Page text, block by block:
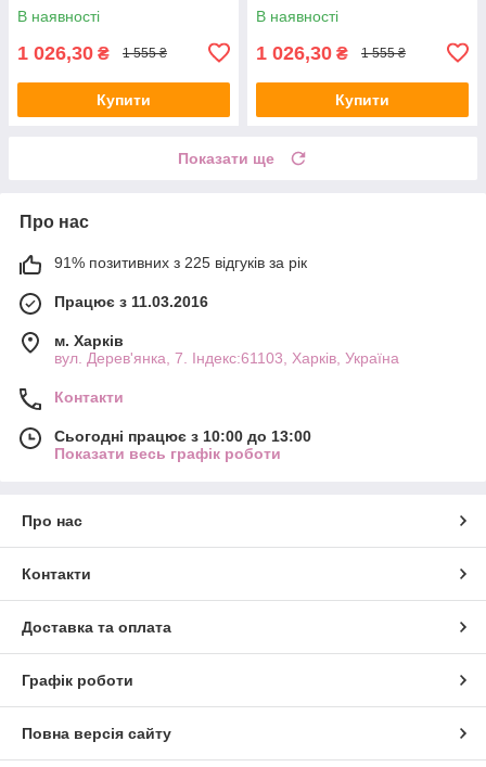
В наявності
1 026,30 ₴ 1 555 ₴
Купити
В наявності
1 026,30 ₴ 1 555 ₴
Купити
Показати ще
Про нас
91% позитивних з 225 відгуків за рік
Працює з 11.03.2016
м. Харків
вул. Дерев'янка, 7. Індекс:61103, Харків, Україна
Контакти
Сьогодні працює з 10:00 до 13:00
Показати весь графік роботи
Про нас
Контакти
Доставка та оплата
Графік роботи
Повна версія сайту